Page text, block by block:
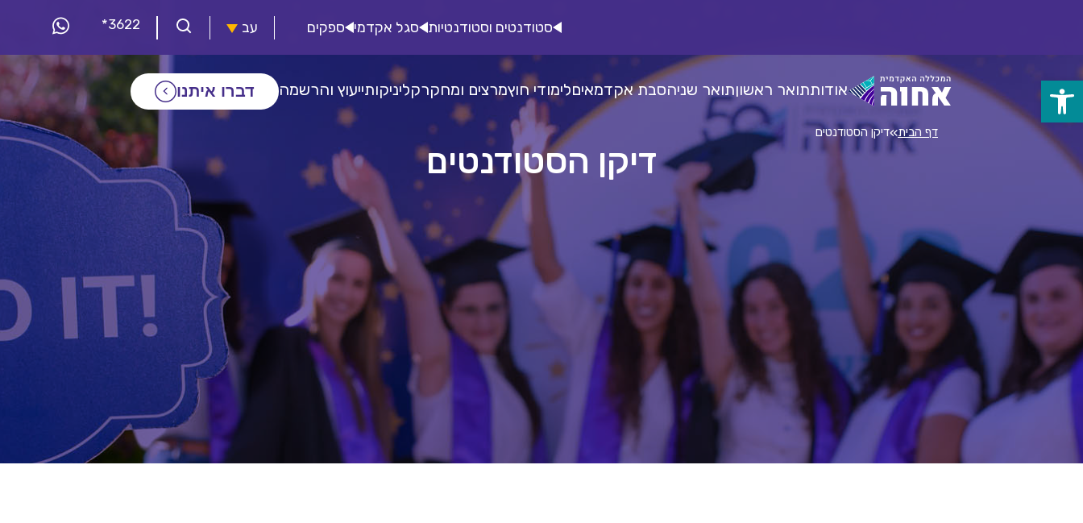
פתח
סרגל
נגישות
סטודנטים וסטודנטיות סגל אקדמי ספקים עב *3622
אודותתואר ראשוןתואר שניהסבת אקדמאיםלימודי חוץמרצים ומחקרקליניקותייעוץ והרשמה דברו איתנו
דף הבית»דיקן הסטודנטים
דיקן הסטודנטים